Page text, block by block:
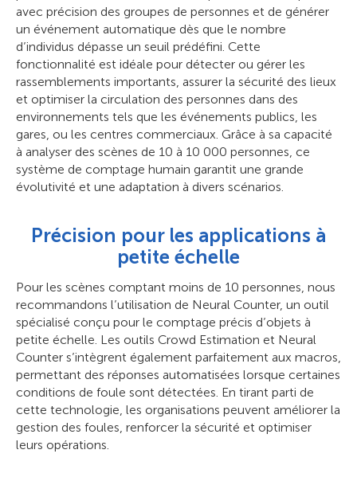
avec précision des groupes de personnes et de générer
un événement automatique dès que le nombre
d’individus dépasse un seuil prédéfini. Cette
fonctionnalité est idéale pour détecter ou gérer les
rassemblements importants, assurer la sécurité des lieux
et optimiser la circulation des personnes dans des
environnements tels que les événements publics, les
gares, ou les centres commerciaux. Grâce à sa capacité
à analyser des scènes de 10 à 10 000 personnes, ce
système de comptage humain garantit une grande
évolutivité et une adaptation à divers scénarios.
Précision pour les applications à
petite échelle
Pour les scènes comptant moins de 10 personnes, nous
recommandons l’utilisation de Neural Counter, un outil
spécialisé conçu pour le comptage précis d’objets à
petite échelle. Les outils Crowd Estimation et Neural
Counter s’intègrent également parfaitement aux macros,
permettant des réponses automatisées lorsque certaines
conditions de foule sont détectées. En tirant parti de
cette technologie, les organisations peuvent améliorer la
gestion des foules, renforcer la sécurité et optimiser
leurs opérations.